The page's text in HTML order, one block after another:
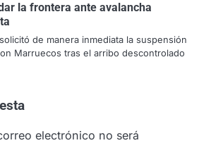
la frontera ante avalancha
de manera inmediata la suspensión
Marruecos tras el arribo descontrolado
electrónico no será